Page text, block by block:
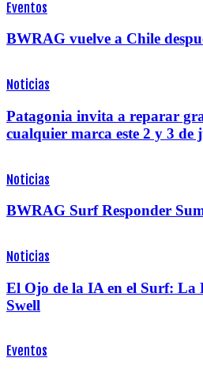
Eventos
BWRAG vuelve a Chile
Noticias
Patagonia invita a reparar
cualquier marca este 2 y 3 de
Noticias
BWRAG Surf Responder
Noticias
El Ojo de la IA en el Surf: La
Swell
Eventos